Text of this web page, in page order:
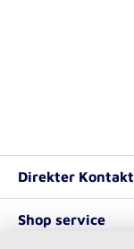
Direkter Kontakt
Shop service